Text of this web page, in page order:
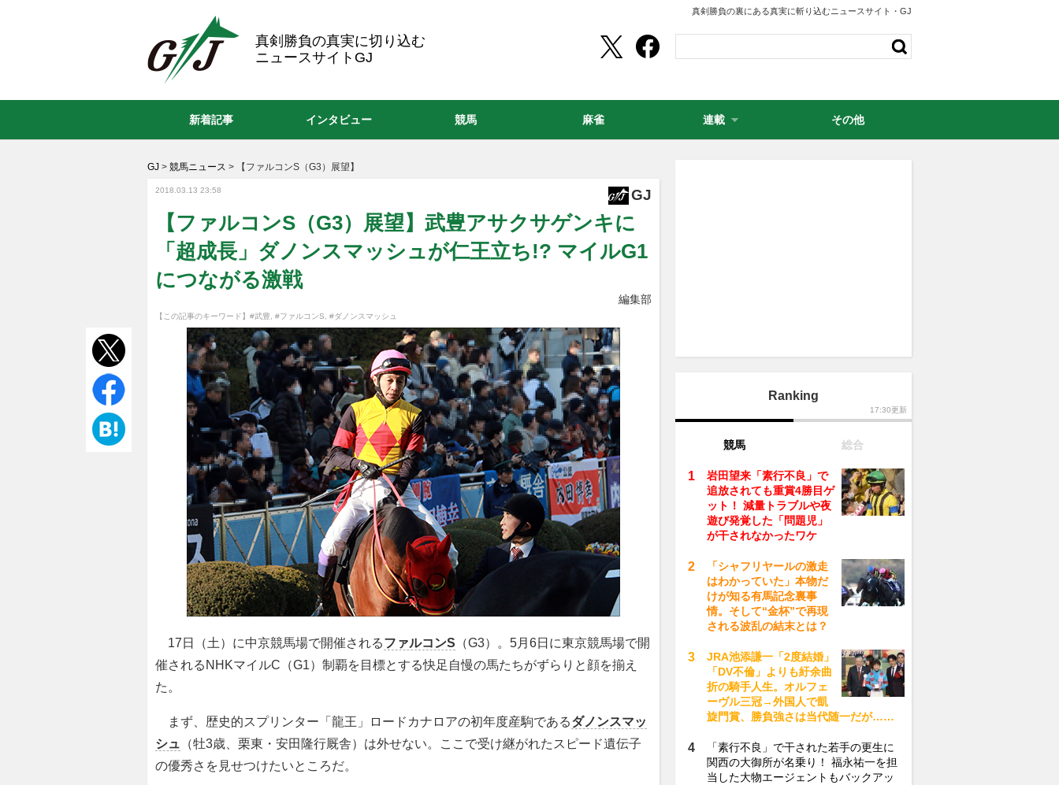
真剣勝負の裏にある真実に斬り込むニュースサイト・GJ
真剣勝負の真実に切り込む
ニュースサイトGJ
GJ > 競馬ニュース > 【ファルコンS（G3）展望】
2018.03.13 23:58 GJ
【ファルコンS（G3）展望】武豊アサクサゲンキに
「超成長」ダノンスマッシュが仁王立ち!? マイルG1
につながる激戦
編集部
【この記事のキーワード】 #武豊 #ファルコンS #ダノンスマッシュ
17日（土）に中京競馬場で開催されるファルコンS （G3）。5月6日に東京競馬場で開
催されるNHKマイルC（G1）制覇を目標とする快足自慢の馬たちがずらりと顔を揃え
た。
まず、歴史的スプリンター「龍王」ロードカナロアの初年度産駒であるダノンスマッ
シュ （牡3歳、栗東・安田隆行厩舎）は外せない。ここで受け継がれたスピード遺伝子
の優秀さを見せつけたいところだ。
Ranking
17:30更新
競馬 総合
岩田望来「素行不良」で
追放されても重賞4勝目ゲ
ット！ 減量トラブルや夜
遊び発覚した「問題児」
が干されなかったワケ
「シャフリヤールの激走
はわかっていた」本物だ
けが知る有馬記念裏事
情。そして“金杯”で再現
される波乱の結末とは？
JRA池添謙一「2度結婚」
「DV不倫」よりも紆余曲
折の騎手人生。オルフェ
ーヴル三冠→外国人で凱
旋門賞、勝負強さは当代随一だが……
「素行不良」で干された若手の更生に
関西の大御所が名乗り！ 福永祐一を担
当した大物エージェントもバックアッ
新着記事 インタビュー 競馬 麻雀 連載 その他